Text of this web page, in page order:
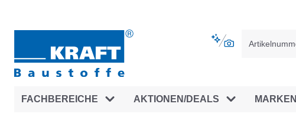
FACHBEREICHE AKTIONEN/DEALS MARKEN